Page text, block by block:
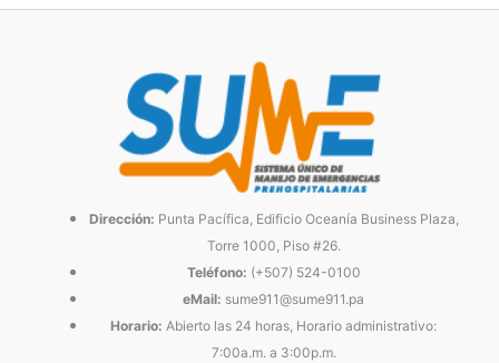
Dirección: Punta Pacífica, Edificio Oceanía Business Plaza,
Torre 1000, Piso #26.
Teléfono: (+507) 524-0100
eMail: sume911@sume911.pa
Horario: Abierto las 24 horas, Horario administrativo:
7:00a.m. a 3:00p.m.